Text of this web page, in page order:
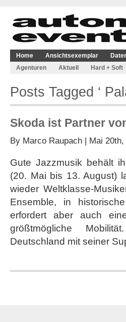
Home Ansichtsexemplar
Agenturen
Aktuell Hard + Soft
Posts Tagged ‘
Skoda ist Partner
By Marco Raupach | Mai
Gute Jazzmusik behält
(20. Mai bis 13. August)
wieder Weltklasse-
Ensemble, in
erfordert aber auch
größtmögliche
Deutschland mit seiner